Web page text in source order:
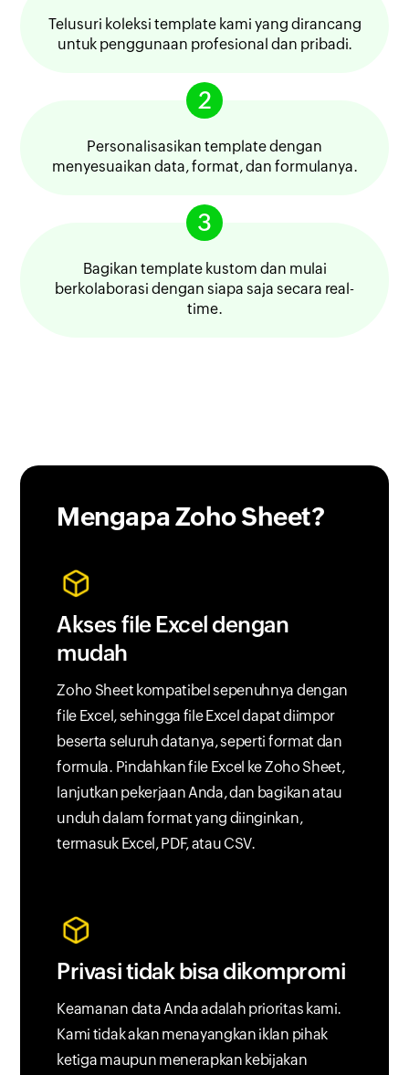
Telusuri koleksi template kami yang dirancang
untuk penggunaan profesional dan pribadi.
2
Personalisasikan template dengan
menyesuaikan data, format, dan formulanya.
3
Bagikan template kustom dan mulai
berkolaborasi dengan siapa saja secara real-
time.
MengapaZoho Sheet?
Akses file Excel dengan
mudah
Zoho Sheet kompatibel sepenuhnya dengan
file Excel, sehingga file Excel dapat diimpor
beserta seluruh datanya, seperti format dan
formula. Pindahkan file Excel ke Zoho Sheet,
lanjutkan pekerjaan Anda, dan bagikan atau
unduh dalam format yang diinginkan,
termasuk Excel, PDF, atau CSV.
Privasi tidak bisa dikompromi
Keamanan data Anda adalah prioritas kami.
Kami tidak akan menayangkan iklan pihak
ketiga maupun menerapkan kebijakan